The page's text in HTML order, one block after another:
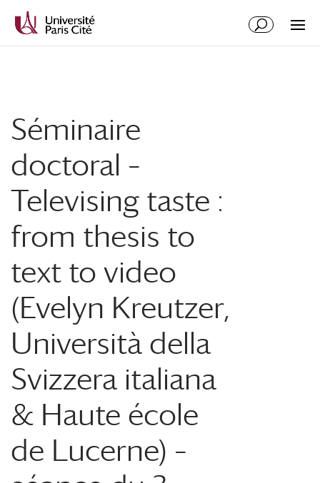
contenu
Séminaire
doctoral –
Televising taste :
from thesis to
text to video
(Evelyn Kreutzer,
Università della
Svizzera italiana
& Haute école
de Lucerne) –